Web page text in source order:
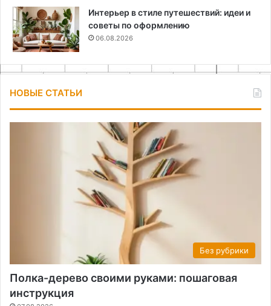
Интерьер в стиле путешествий: идеи и
советы по оформлению
06.08.2026
НОВЫЕ СТАТЬИ
Без рубрики
Полка-дерево своими руками: пошаговая
инструкция